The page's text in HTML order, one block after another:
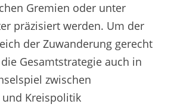
Gremien oder unter
präzisiert werden. Um der
der Zuwanderung gerecht
Gesamtstrategie auch in
zwischen
Kreispolitik